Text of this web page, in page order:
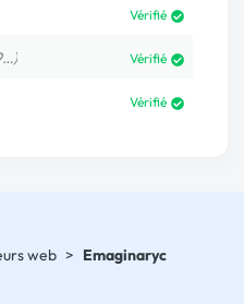
Vérifié
Vérifié
Vérifié
web > Emaginaryc